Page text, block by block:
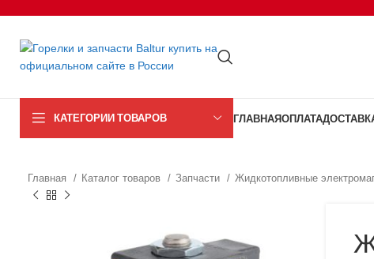
КАТЕГОРИИ ТОВАРОВ ГЛАВНАЯОПЛАТА
Главная Каталог товаров Запчасти Жидкотопливные